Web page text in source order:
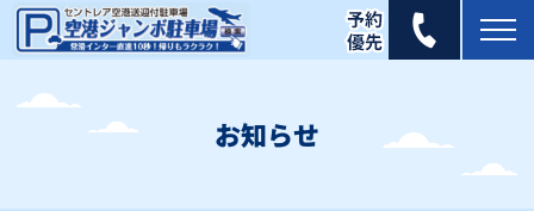
2026年 8月
日
1
×
お知らせ